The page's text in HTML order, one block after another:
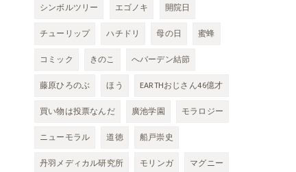
シンボルツリー
エゴノキ
開院日
チューリップ
ハチドリ 母の日
蜜蜂
コミック
きのこ
へバーデン結節
藤原ひろのぶ
ほう
EARTHおじさん46億才
買い物は投票なんだ
廣池学園
モラロジー
ニューモラル
道徳
船戸崇史
丹羽メディカル研究所
モリンガ
マグニー